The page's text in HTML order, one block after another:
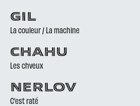
GIL
La couleur / La machine
CHAHU
Les chveux
NERLOV
C’est raté